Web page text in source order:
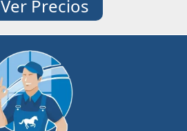
Ver Precios